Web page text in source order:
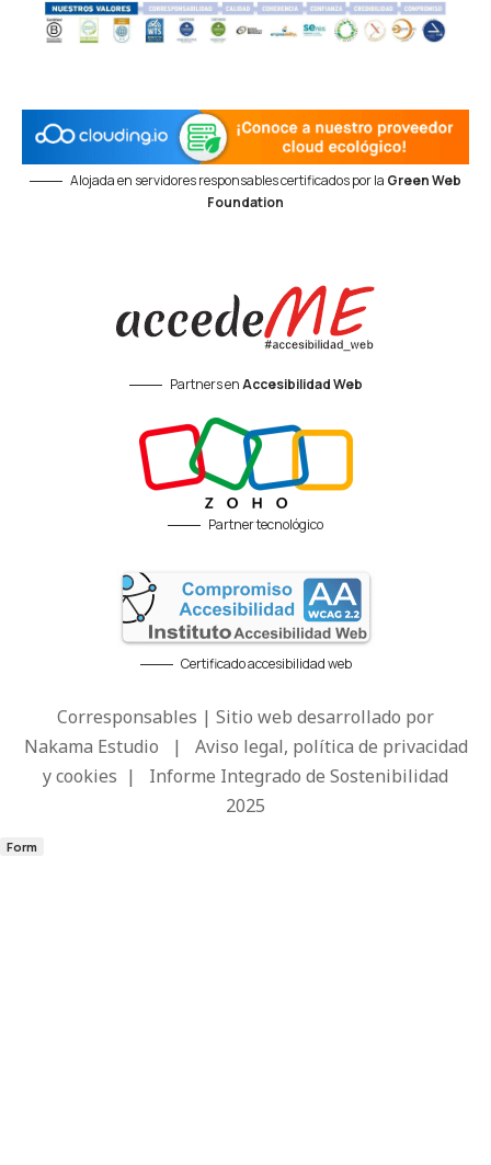
Alojada en servidores responsables certificados por la Green Web
Foundation
Partners enAccesibilidad Web
Partner tecnológico
Certificado accesibilidad web
Corresponsables | Sitio web desarrollado por
Nakama Estudio | Aviso legal, política de privacidad
y cookies | Informe Integrado de Sostenibilidad
2025
Form